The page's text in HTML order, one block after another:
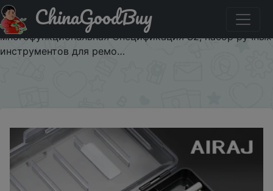
Код на знижку 3VG2QQ67X1EG Набор отверток AIRAJ,
Прецизионная отвертка с крутящим моментом,
многофункциональная Спецификация S2, набор ручных
инструментов для ремо…
ChinaGoodBuy